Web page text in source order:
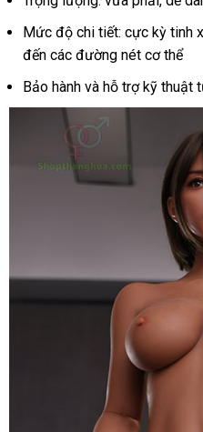
cao
cấp
Mức độ chi tiết: cực kỳ tinh
đến các đường nét cơ thể
Bảo hành và hỗ trợ kỹ thuật